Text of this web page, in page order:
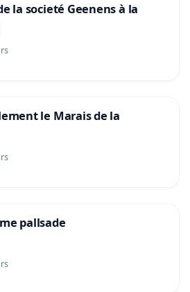
la societé Geenens à la
le Marais de la
pallsade